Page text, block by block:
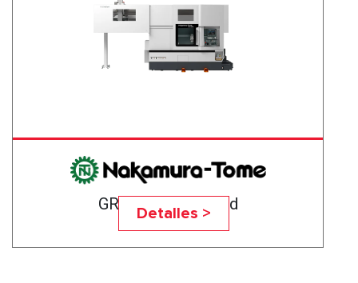
GR-201 High-Speed
Detalles >